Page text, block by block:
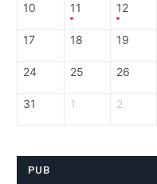
10 11 12
17 18 19
24 25 26
31 1 2
PUB